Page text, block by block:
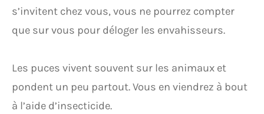
s’invitent chez vous, vous ne pourrez compter
que sur vous pour déloger les envahisseurs.
Les puces vivent souvent sur les animaux et
pondent un peu partout. Vous en viendrez à bout
à l’aide d’insecticide.